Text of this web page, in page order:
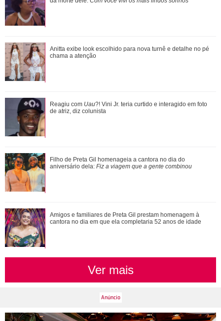
João Raul inventa para Agrado que não está conseguindo
conviver com seu sucesso, e termina...
Rafael Cardoso agradece apoio da família após internação
e desabafa: Escolho seguir com q...
Reagiu com Uau?! Vini Jr. teria curtido e interagido em foto
de atriz, diz colunista
Anitta exibe look escolhido para nova turnê e detalhe no pé
chama a atenção
Reagiu com Uau?! Vini Jr. teria curtido e interagido em foto
de atriz, diz colunista
Filho de Preta Gil homenageia a cantora no dia do
aniversário dela: Fiz a viagem que a gente combinou
Amigos e familiares de Preta Gil prestam homenagem à
cantora no dia em que ela completaria 52 anos de idade
Ver mais